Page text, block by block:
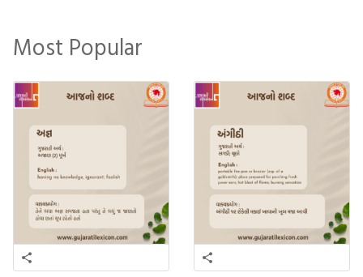
Most Popular